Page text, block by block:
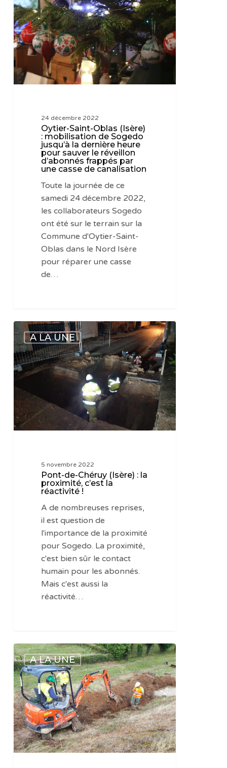
Oblas
(Isère)
:
mobilisation
de
Sogedo
jusqu’à
réveillon
d’abonnés
frappés
canalisation
24 décembre 2022
Oytier-Saint-Oblas (Isère)
: mobilisation de Sogedo
jusqu’à la dernière heure
pour sauver le réveillon
d’abonnés frappés par
une casse de canalisation
Toute la journée de ce
samedi 24 décembre 2022,
les collaborateurs Sogedo
ont été sur le terrain sur la
Commune d'Oytier-Saint-
Oblas dans le Nord Isère
pour réparer une casse
de…
Pont-
de-
Chéruy
(Isère)
:
la
proximité,
c’est
la
A LA UNE
5 novembre 2022
Pont-de-Chéruy (Isère) : la
proximité, c’est la
réactivité !
A de nombreuses reprises,
il est question de
l'importance de la proximité
pour Sogedo. La proximité,
c'est bien sûr le contact
humain pour les abonnés.
Mais c'est aussi la
réactivité…
Commune
de
Luzinay
(Isère)
:
retour
à
la
normale
A LA UNE